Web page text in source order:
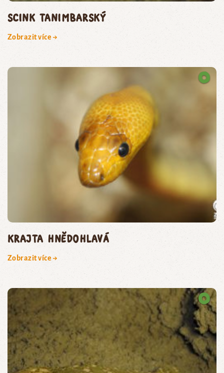
scink tanimbarský
Zobrazit více →
krajta hnědohlavá
Zobrazit více →